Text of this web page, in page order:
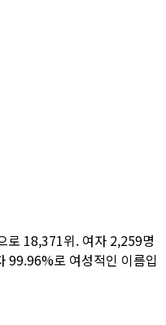
로 18,371위. 여자 2,259명
99.96%로 여성적인 이름입